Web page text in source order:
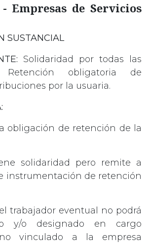
Empresas de Servicios
SUSTANCIAL
Solidaridad por todas las
Retención obligatoria de
por la usuaria.
de retención de la
pero remite a
instrumentación de retención
eventual no podrá
y/o designado en cargo
vinculado a la empresa